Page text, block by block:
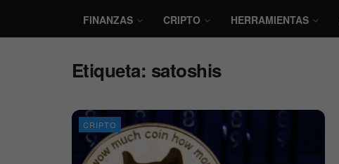
FINANZAS CRIPTO HERRAMIENTAS
Etiqueta: satoshis
CRIPTO